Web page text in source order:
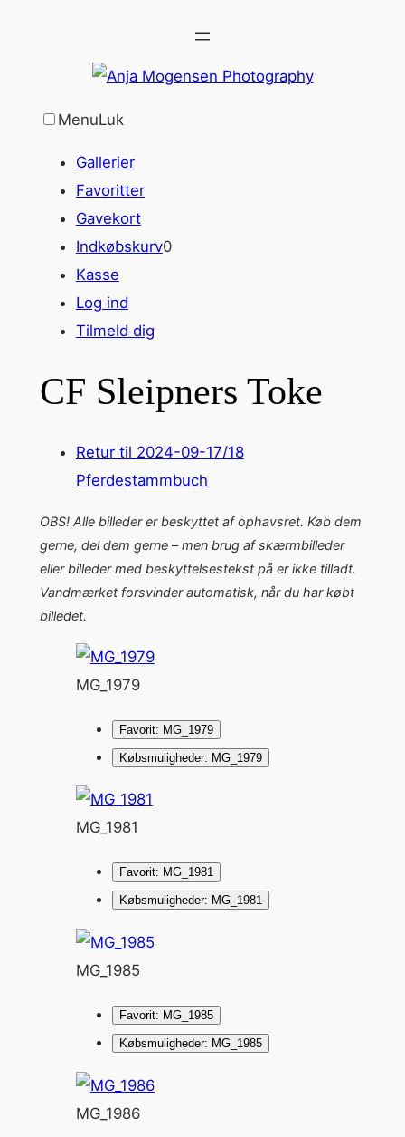
MenuLuk
Gallerier
Favoritter
Gavekort
Indkøbskurv0
Kasse
Log ind
Tilmeld dig
CF Sleipners Toke
Retur til 2024-09-17/18
Pferdestammbuch
OBS! Alle billeder er beskyttet af ophavsret. Køb dem
gerne, del dem gerne – men brug af skærmbilleder
eller billeder med beskyttelsestekst på er ikke tilladt.
Vandmærket forsvinder automatisk, når du har købt
billedet.
MG_1979
Favorit: MG_1979
Købsmuligheder: MG_1979
MG_1981
Favorit: MG_1981
Købsmuligheder: MG_1981
MG_1985
Favorit: MG_1985
Købsmuligheder: MG_1985
MG_1986